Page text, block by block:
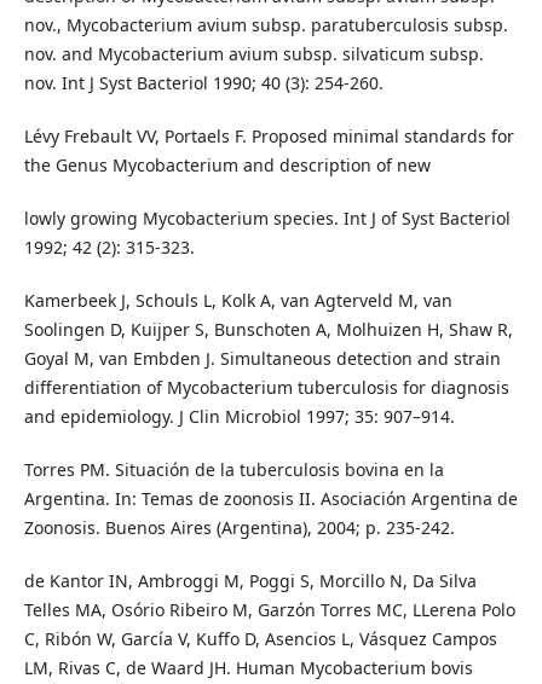
nov., Mycobacterium avium subsp. paratuberculosis subsp.
nov. and Mycobacterium avium subsp. silvaticum subsp.
nov. Int J Syst Bacteriol 1990; 40 (3): 254-260.
Lévy Frebault VV, Portaels F. Proposed minimal standards for
the Genus Mycobacterium and description of new
lowly growing Mycobacterium species. Int J of Syst Bacteriol
1992; 42 (2): 315-323.
Kamerbeek J, Schouls L, Kolk A, van Agterveld M, van
Soolingen D, Kuijper S, Bunschoten A, Molhuizen H, Shaw R,
Goyal M, van Embden J. Simultaneous detection and strain
differentiation of Mycobacterium tuberculosis for diagnosis
and epidemiology. J Clin Microbiol 1997; 35: 907–914.
Torres PM. Situación de la tuberculosis bovina en la
Argentina. In: Temas de zoonosis II. Asociación Argentina de
Zoonosis. Buenos Aires (Argentina), 2004; p. 235-242.
de Kantor IN, Ambroggi M, Poggi S, Morcillo N, Da Silva
Telles MA, Osório Ribeiro M, Garzón Torres MC, LLerena Polo
C, Ribón W, García V, Kuffo D, Asencios L, Vásquez Campos
LM, Rivas C, de Waard JH. Human Mycobacterium bovis